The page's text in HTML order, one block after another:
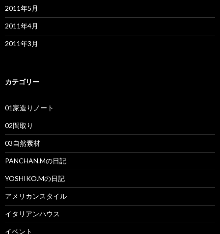
2011年5月
2011年4月
2011年3月
カテゴリー
01家造りノート
02間取り
03自然素材
PANCHAN.Mの日記
YOSHIKO.Mの日記
アメリカンスタイル
イタリアンハウス
イベント